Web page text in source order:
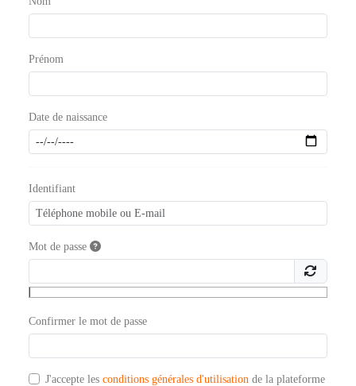
Prénom
Date de naissance
Identifiant
Mot de passe
Confirmer le mot de passe
J'accepte les conditions générales d'utilisation de la plateforme